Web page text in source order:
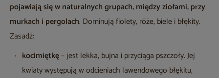
pojawiają się w naturalnych grupach, między ziołami, przy
murkach i pergolach. Dominują fiolety, róże, biele i błękity.
Zasadź:
kocimiętkę– jest lekka, bujna i przyciąga pszczoły. Jej
kwiaty występują w odcieniach lawendowego błękitu,